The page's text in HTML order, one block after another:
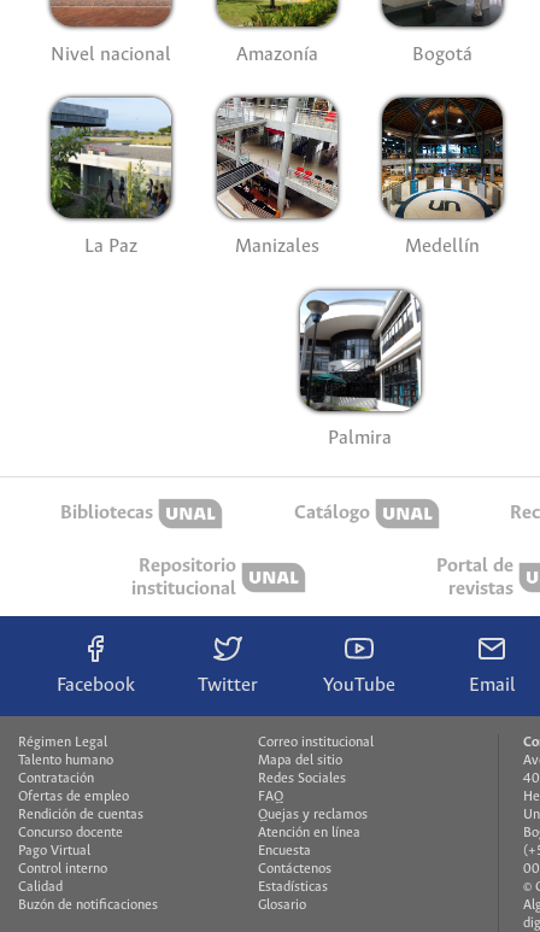
Nivel nacional Amazonía Bogotá
La Paz Manizales Medellín
Palmira
Bibliotecas Catálogo
Repositorio
institucional
Portal de
revistas
Facebook Twitter YouTube Email
Régimen Legal
Talento humano
Contratación
Ofertas de empleo
Rendición de cuentas
Concurso docente
Pago Virtual
Control interno
Calidad
Buzón de notificaciones
Correo institucional
Mapa del sitio
Redes Sociales
FAQ
Quejas y reclamos
Atención en línea
Encuesta
Contáctenos
Estadísticas
Glosario
©